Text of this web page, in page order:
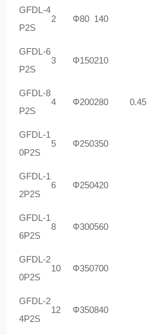
0.45
GFDL-4
P2S
2 Φ80 140
GFDL-6
P2S
3 Φ150210
GFDL-8
P2S
4 Φ200280
GFDL-1
0P2S
5 Φ250350
GFDL-1
2P2S
6 Φ250420
GFDL-1
6P2S
8 Φ300560
GFDL-2
0P2S
10 Φ350700
GFDL-2
4P2S
12 Φ350840